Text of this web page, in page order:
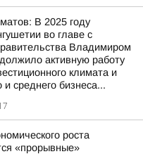
В 2025 году
во главе с
Владимиром
активную работу
климата и
среднего бизнеса...
роста
«прорывные»